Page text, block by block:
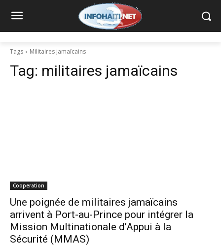
Tags Militaires jamaïcains
Tag: militaires jamaïcains
Cooperation
Une poignée de militaires jamaïcains
arrivent à Port-au-Prince pour intégrer la
Mission Multinationale d’Appui à la
Sécurité (MMAS)